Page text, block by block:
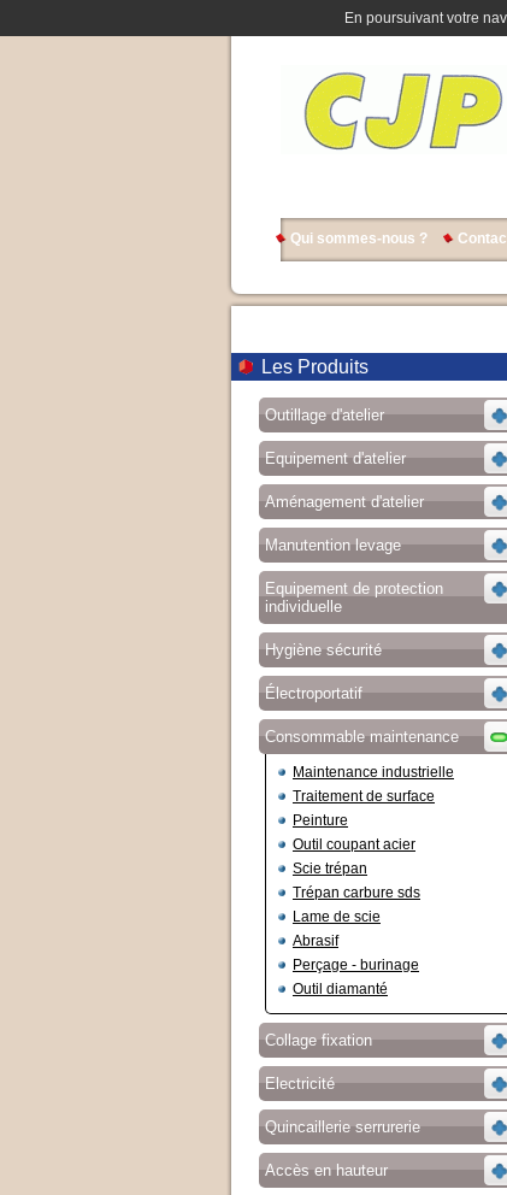
En poursuivant votre
Qui sommes-nous ?
Les Produits
Outillage d'atelier
Equipement d'atelier
Aménagement d'atelier
Manutention levage
Equipement de protection
individuelle
Hygiène sécurité
Électroportatif
Consommable maintenance
Maintenance industrielle
Traitement de surface
Peinture
Outil coupant acier
Scie trépan
Trépan carbure sds
Lame de scie
Abrasif
Perçage - burinage
Outil diamanté
Collage fixation
Electricité
Quincaillerie serrurerie
Accès en hauteur